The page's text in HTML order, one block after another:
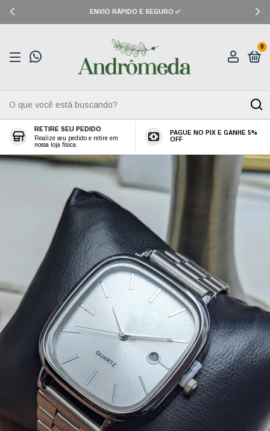
ENVIO RÁPIDO E SEGURO ✅
0
RETIRE SEU PEDIDO
Realize seu pedido e retire em
nossa loja física.
PAGUE NO PIX E GANHE 5%
OFF